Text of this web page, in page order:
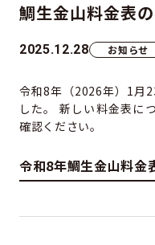
鯛生金山料金表
2025.12.28 お知らせ
令和8年（2026年）1月
した。 新しい料金表に
確認ください。
令和8年鯛生金山料金